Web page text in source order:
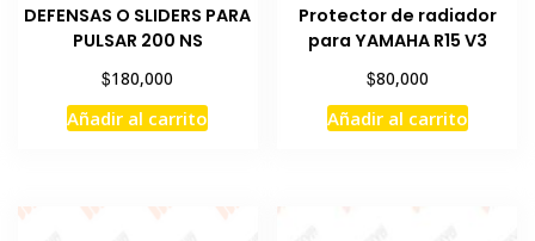
DEFENSAS O SLIDERS PARA
PULSAR 200 NS
$180,000
Añadir al carrito
Protector de radiador
para YAMAHA R15 V3
$80,000
Añadir al carrito